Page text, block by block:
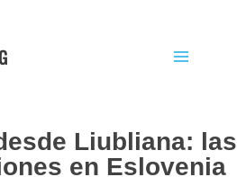
Liubliana: las
en Eslovenia